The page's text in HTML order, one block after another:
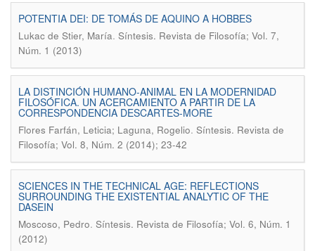
POTENTIA DEI: DE TOMÁS DE AQUINO A HOBBES
Lukac de Stier, María. Síntesis. Revista de Filosofía; Vol. 7,
Núm. 1 (2013)
LA DISTINCIÓN HUMANO-ANIMAL EN LA MODERNIDAD
FILOSÓFICA. UN ACERCAMIENTO A PARTIR DE LA
CORRESPONDENCIA DESCARTES-MORE
Flores Farfán, Leticia; Laguna, Rogelio. Síntesis. Revista de
Filosofía; Vol. 8, Núm. 2 (2014); 23-42
SCIENCES IN THE TECHNICAL AGE: REFLECTIONS
SURROUNDING THE EXISTENTIAL ANALYTIC OF THE
DASEIN
Moscoso, Pedro. Síntesis. Revista de Filosofía; Vol. 6, Núm. 1
(2012)